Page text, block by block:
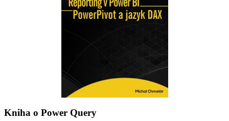
Kniha o Power Query